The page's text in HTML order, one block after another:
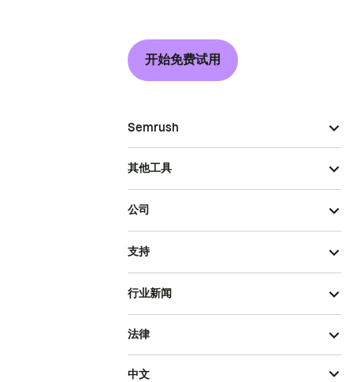
开始免费试用
Semrush
其他工具
公司
支持
行业新闻
法律
中文